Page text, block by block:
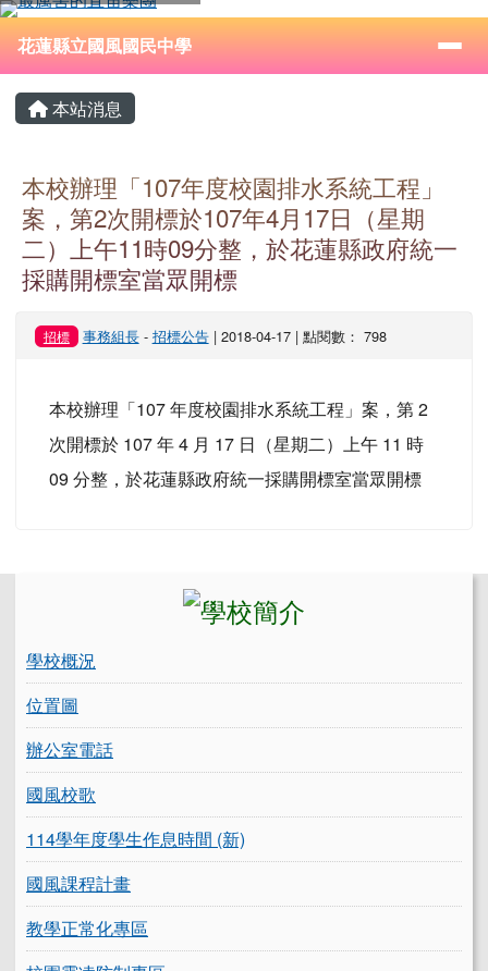
跳至主內容區
花蓮縣立國風國民中學
⏸
導覽列
花蓮縣立國風國民中學
主內容區域
本站消息
本校辦理「107年度校園排水系統工程」
案，第2次開標於107年4月17日（星期
二）上午11時09分整，於花蓮縣政府統一
採購開標室當眾開標
招標 事務組長- 招標公告| 2018-04-17 | 點閱數： 798
本校辦理「107 年度校園排水系統工程」案，第 2
次開標於 107 年 4 月 17 日（星期二）上午 11 時
09 分整，於花蓮縣政府統一採購開標室當眾開標
學校概況
位置圖
辦公室電話
國風校歌
114學年度學生作息時間 (新)
國風課程計畫
教學正常化專區
頁尾區域